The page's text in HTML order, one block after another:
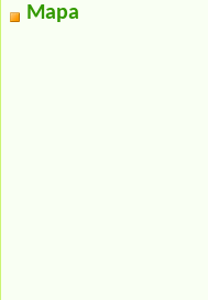
Mapa